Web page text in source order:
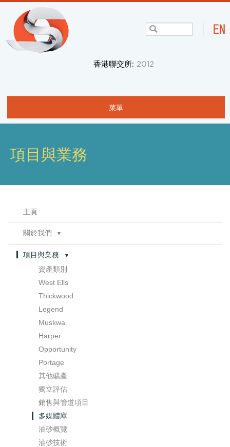
香港聯交所: 2012
菜單
項目與業務
主頁
關於我們 ▼
董事會
管理層
管治 ▼
項目與業務 ▼
資產類別
West Ells
Thickwood
Legend
Muskwa
Harper
Opportunity
Portage
其他礦產
獨立評估
銷售與管道項目
多媒體庫
油砂概覽
油砂技術